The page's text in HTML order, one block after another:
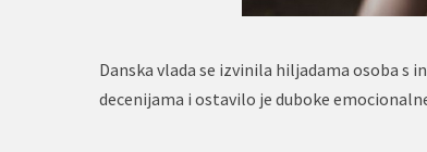
Danska vlada se izvinila hiljadama osoba
decenijama i ostavilo je duboke